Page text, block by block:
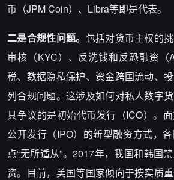
币（JPM Coin）、Libra等即是代表。
二是合规性问题。 包括对货币主权的
审核（KYC）、反洗钱和反恐融资（
税、数据隐私保护、资金跨国流动、
列合规问题。这涉及如何对私人数字
具争议的是初始代币发行（ICO）。
公开发行（IPO）的新型融资方式，
点“无所适从”。2017年，我国和韩国
资。目前，美国等国家倾向于按实质